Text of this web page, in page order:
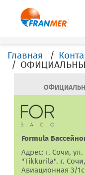
Главная
Formula
Адрес: г. Сочи,
"Tikkurila". г.
Авиационная 3/